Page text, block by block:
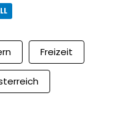
Freizeit